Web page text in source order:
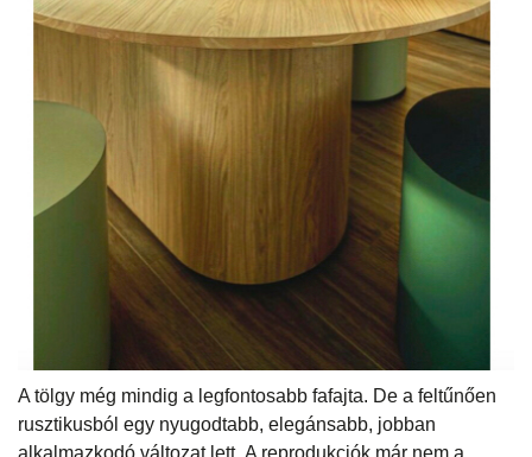
A tölgy még mindig a legfontosabb fafajta. De a feltűnően
rusztikusból egy nyugodtabb, elegánsabb, jobban